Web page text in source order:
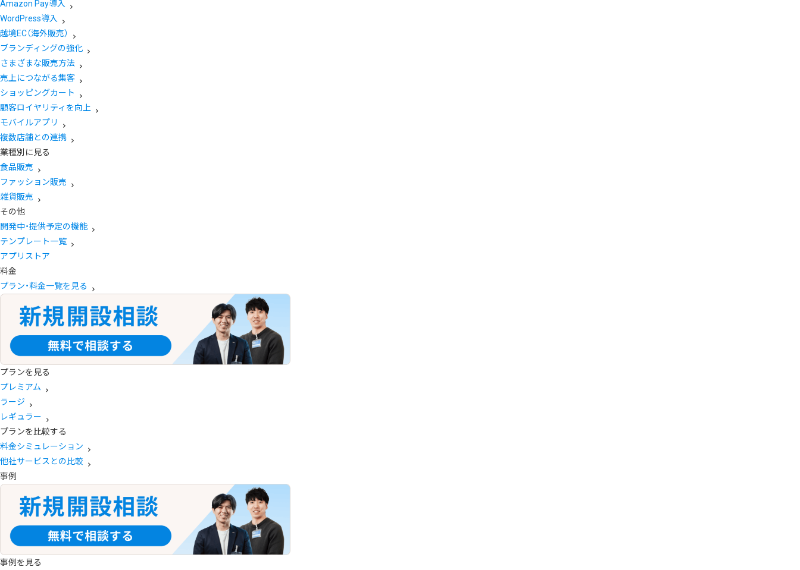
Amazon Pay導入
WordPress導入
越境EC（海外販売）
ブランディングの強化
さまざまな販売方法
売上につながる集客
ショッピングカート
顧客ロイヤリティを向上
モバイルアプリ
複数店舗との連携
業種別に見る
食品販売
ファッション販売
雑貨販売
その他
開発中・提供予定の機能
テンプレート一覧
アプリストア
料金
プラン・料金一覧を見る
プランを見る
プレミアム
ラージ
レギュラー
プランを比較する
料金シミュレーション
他社サービスとの比較
事例
事例を見る